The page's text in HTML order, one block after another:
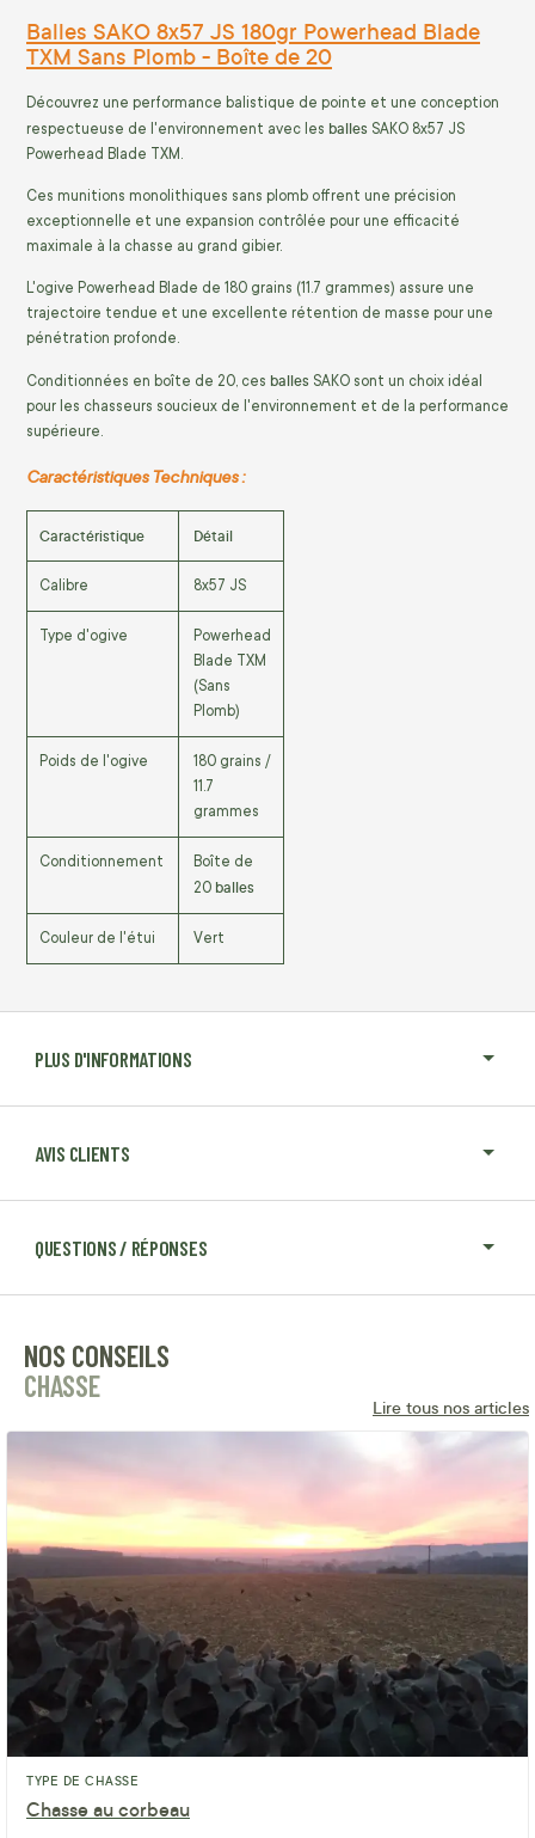
PLUS D'INFORMATIONS
AVIS CLIENTS
QUESTIONS / RÉPONSES
Balles SAKO 8x57 JS 180gr Powerhead Blade
TXM Sans Plomb - Boîte de 20
Découvrez une performance balistique de pointe et une conception
respectueuse de l'environnement avec les balles SAKO 8x57 JS
Powerhead Blade TXM.
Ces munitions monolithiques sans plomb offrent une précision
exceptionnelle et une expansion contrôlée pour une efficacité
maximale à la chasse au grand gibier.
L'ogive Powerhead Blade de 180 grains (11.7 grammes) assure une
trajectoire tendue et une excellente rétention de masse pour une
pénétration profonde.
Conditionnées en boîte de 20, ces balles SAKO sont un choix idéal
pour les chasseurs soucieux de l'environnement et de la performance
supérieure.
Caractéristiques Techniques :
Caractéristique Détail
Calibre 8x57 JS
Type d'ogive
Powerhead
Blade TXM
(Sans
Plomb)
Poids de l'ogive
180 grains /
11.7
grammes
Conditionnement
Boîte de
20 balles
Couleur de l'étui Vert
NOS CONSEILS
CHASSE
Lire tous nos articles
TYPE DE CHASSE
Chasse au corbeau